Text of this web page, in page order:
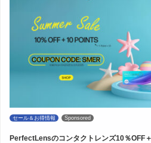
セール＆お得情報 Sponsored
PerfectLensのコンタクトレンズ10％OFF